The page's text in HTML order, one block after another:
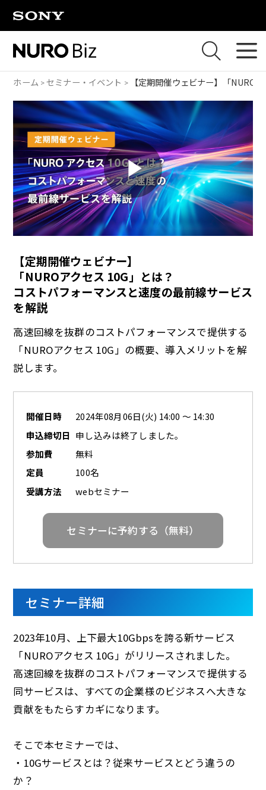
ホーム セミナー・イベント 【定期開催ウェビナー】 「NURO
P
V
d
o
【定期開催ウェビナー】
「NUROアクセス 10G」とは？
コストパフォーマンスと速度の最前線サービス
を解説
高速回線を抜群のコストパフォーマンスで提供する
「NUROアクセス 10G」の概要、導入メリットを解
説します。
開催日時
2024年08月06日(火) 14:00 ～ 14:30
申込締切日 申し込みは終了しました。
参加費
無料
定員
100名
受講方法
webセミナー
セミナーに予約する（無料）
セミナー詳細
2023年10月、上下最大10Gbpsを誇る新サービス
「NUROアクセス 10G」がリリースされました。
高速回線を抜群のコストパフォーマンスで提供する
同サービスは、すべての企業様のビジネスへ大きな
貢献をもたらすカギになります。
そこで本セミナーでは、
・10Gサービスとは？従来サービスとどう違うの
か？